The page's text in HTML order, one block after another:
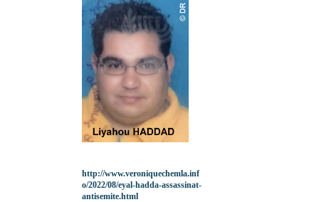
http://www.veroniquechemla.inf
o/2022/08/eyal-hadda-assassinat-
antisemite.html